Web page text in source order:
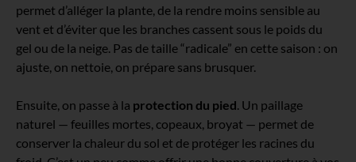
permet d’alléger la plante, de la rendre moins sensible au
vent et d’éviter que les branches cassent sous le poids du
gel ou de la neige. Pas de taille “radicale” en cette saison : on
ajuste, on nettoie, on prépare sans brusquer.
Ensuite, on passe à la protection du pied . Un paillage
naturel — feuilles mortes, copeaux, broyat — permet de
conserver la chaleur du sol et de protéger les racines du